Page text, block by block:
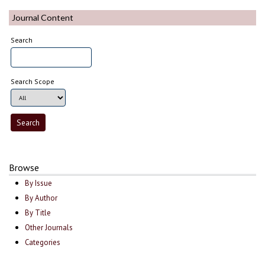
Journal Content
Search
Search Scope
Browse
By Issue
By Author
By Title
Other Journals
Categories